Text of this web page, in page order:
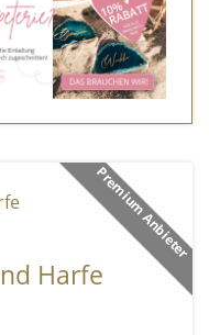
Premium Anbieter
Harfe